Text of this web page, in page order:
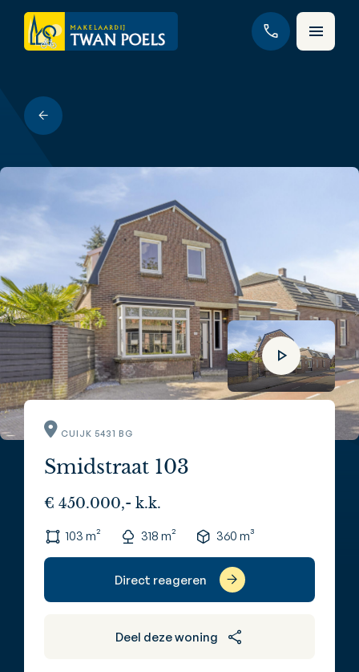
CUIJK 5431 BG
Smidstraat 103
€ 450.000,- k.k.
103 m² 318 m² 360 m³
Direct reageren
Deel deze woning